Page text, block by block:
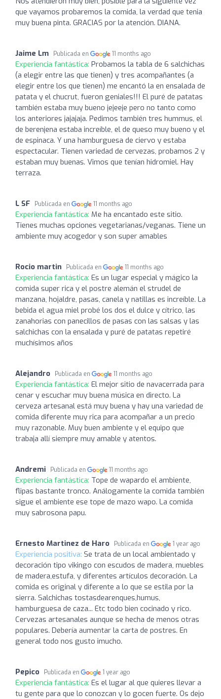
que vayamos probaremos la comida, la verdad que tenia
muy buena pinta. GRACIAS por la atención. DIANA.
Jaime Lm Publicada en 11 months ago
Experiencia fantástica: Probamos la tabla de 6 salchichas
(a elegir entre las que tienen) y tres acompañantes (a
elegir entre los que tienen) me encantó la en ensalada de
patata y el chucrut, fueron geniales!!! El puré de patatas
también estaba muy bueno jejeeje pero no tanto como
los anteriores jajajaja. Pedimos también tres hummus, el
de berenjena estaba increíble, el de queso muy bueno y el
de espinaca. Y una hamburguesa de ciervo y estaba
espectacular. Tienen variedad de cervezas, probamos 2 y
estaban muy buenas. Vimos que tenían hidromiel. Hay
terraza.
L SF Publicada en 11 months ago
Experiencia fantástica: Me ha encantado este sitio.
Tienes muchas opciones vegetarianas/veganas. Tiene un
ambiente muy acogedor y son super amables
Rocio martin Publicada en 11 months ago
Experiencia fantástica: Es un lugar especial y mágico la
comida super rica y el postre alemán el strudel de
manzana, hojaldre, pasas, canela y natillas es increíble. La
bebida el agua miel probé los dos el dulce y cítrico, las
zanahorias con panecillos de pasas con las salsas y las
salchichas con la ensalada y puré de patatas repetiré
muchísimos años
Alejandro Publicada en 11 months ago
Experiencia fantástica: El mejor sitio de navacerrada para
cenar y escuchar muy buena música en directo. La
cerveza artesanal está muy buena y hay una variedad de
comida diferente muy rica para acompañar a un precio
muy razonable. Muy buen ambiente y el equipo que
trabaja allí siempre muy amable y atentos.
Andremi Publicada en 11 months ago
Experiencia fantástica: Tope de wapardo el ambiente,
flipas bastante tronco. Análogamente la comida también
sigue el ambiente ese tope de mazo wapo. La comida
muy sabrosona papu.
Ernesto Martinez de Haro Publicada en 1 year ago
Experiencia positiva: Se trata de un local ambientado y
decoración tipo vikingo con escudos de madera, muebles
de madera,estufa, y diferentes artículos decoración. La
comida es original y diferente a lo que se estila por la
sierra. Salchichas tostasdearenques,humus,
hamburguesa de caza... Etc todo bien cocinado y rico.
Cervezas artesanales aunque se hecha de menos otras
populares. Debería aumentar la carta de postres. En
general todo nos gusto imucho.
Pepico Publicada en 1 year ago
Experiencia fantástica: Es el lugar al que quieres llevar a
tu gente para que lo conozcan y lo gocen fuerte. Os dejo